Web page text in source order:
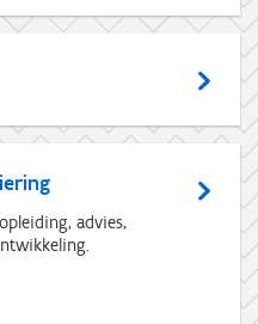
advies,